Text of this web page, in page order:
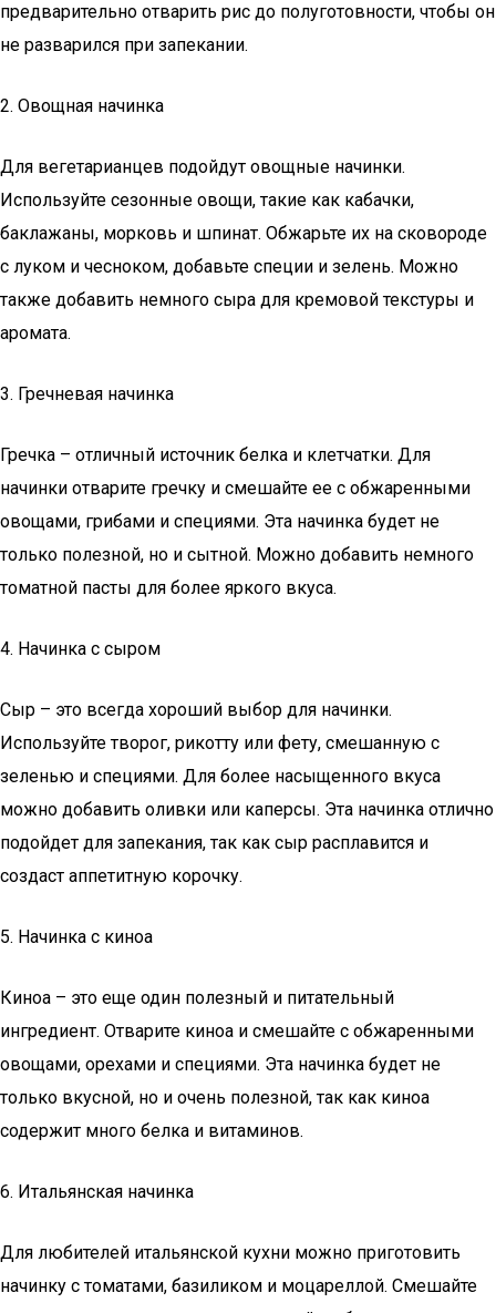
предварительно отварить рис до полуготовности, чтобы он
не разварился при запекании.
2. Овощная начинка
Для вегетарианцев подойдут овощные начинки.
Используйте сезонные овощи, такие как кабачки,
баклажаны, морковь и шпинат. Обжарьте их на сковороде
с луком и чесноком, добавьте специи и зелень. Можно
также добавить немного сыра для кремовой текстуры и
аромата.
3. Гречневая начинка
Гречка – отличный источник белка и клетчатки. Для
начинки отварите гречку и смешайте ее с обжаренными
овощами, грибами и специями. Эта начинка будет не
только полезной, но и сытной. Можно добавить немного
томатной пасты для более яркого вкуса.
4. Начинка с сыром
Сыр – это всегда хороший выбор для начинки.
Используйте творог, рикотту или фету, смешанную с
зеленью и специями. Для более насыщенного вкуса
можно добавить оливки или каперсы. Эта начинка отлично
подойдет для запекания, так как сыр расплавится и
создаст аппетитную корочку.
5. Начинка с киноа
Киноа – это еще один полезный и питательный
ингредиент. Отварите киноа и смешайте с обжаренными
овощами, орехами и специями. Эта начинка будет не
только вкусной, но и очень полезной, так как киноа
содержит много белка и витаминов.
6. Итальянская начинка
Для любителей итальянской кухни можно приготовить
начинку с томатами, базиликом и моцареллой. Смешайте